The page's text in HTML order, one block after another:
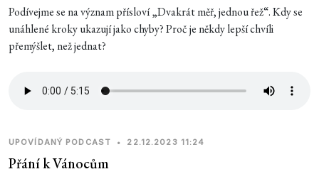
Podívejme se na význam přísloví „Dvakrát měř, jednou řež“. Kdy se
unáhlené kroky ukazují jako chyby? Proč je někdy lepší chvíli
přemýšlet, než jednat?
UPOVÍDANÝ PODCAST • 22.12.2023 11:24
Přání k Vánocům